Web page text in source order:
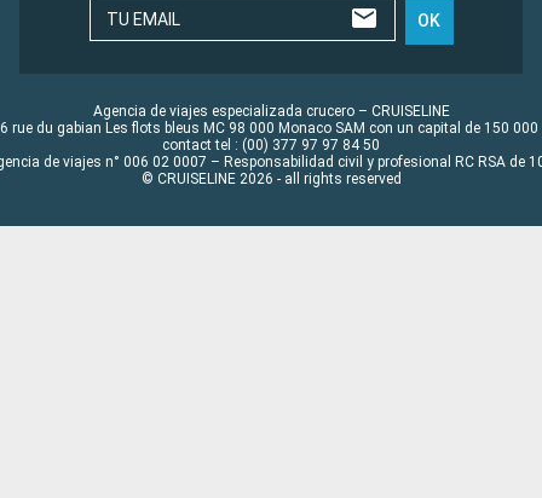
TU EMAIL OK
Agencia de viajes especializada crucero – CRUISELINE
rue du gabian Les flots bleus MC 98 000 Monaco SAM con un capital de 150 000
contact tel : (00) 377 97 97 84 50
de viajes n° 006 02 0007 – Responsabilidad civil y profesional RC RSA de
© CRUISELINE 2026 - all rights reserved